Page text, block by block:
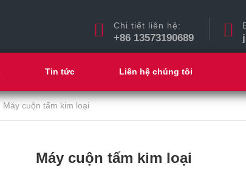
Chi tiết liên hệ:
+86 13573190689
Tin tức Liên hệ chúng tôi
Máy cuộn tấm kim loại
Máy cuộn tấm kim loại